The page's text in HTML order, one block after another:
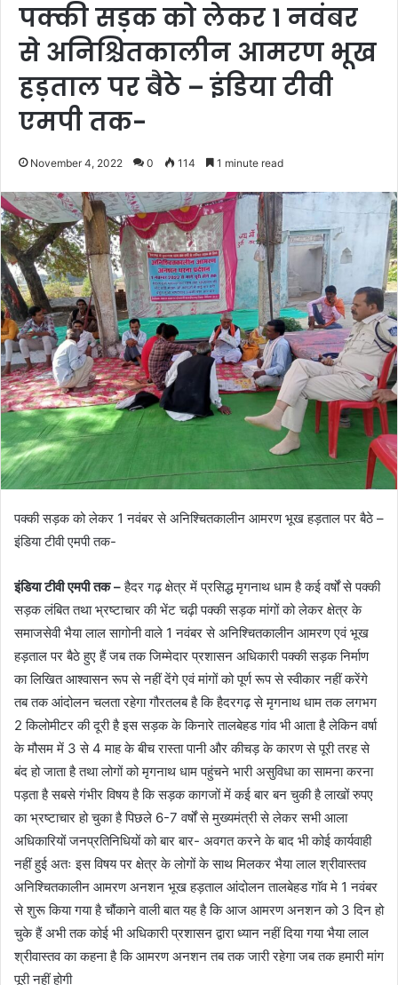
पक्की सड़क को लेकर 1 नवंबर
से अनिश्चितकालीन आमरण भूख
हड़ताल पर बैठे – इंडिया टीवी
एमपी तक-
November 4, 2022 0 114 1 minute read
पक्की सड़क को लेकर 1 नवंबर से अनिश्चितकालीन आमरण भूख हड़ताल पर बैठे –
इंडिया टीवी एमपी तक-
इंडिया टीवी एमपी तक –हैदर गढ़ क्षेत्र में प्रसिद्ध मृगनाथ धाम है कई वर्षों से पक्की
सड़क लंबित तथा भ्रष्टाचार की भेंट चढ़ी पक्की सड़क मांगों को लेकर क्षेत्र के
समाजसेवी भैया लाल सागोनी वाले 1 नवंबर से अनिश्चितकालीन आमरण एवं भूख
हड़ताल पर बैठे हुए हैं जब तक जिम्मेदार प्रशासन अधिकारी पक्की सड़क निर्माण
का लिखित आश्वासन रूप से नहीं देंगे एवं मांगों को पूर्ण रूप से स्वीकार नहीं करेंगे
तब तक आंदोलन चलता रहेगा गौरतलब है कि हैदरगढ़ से मृगनाथ धाम तक लगभग
2 किलोमीटर की दूरी है इस सड़क के किनारे तालबेहड गांव भी आता है लेकिन वर्षा
के मौसम में 3 से 4 माह के बीच रास्ता पानी और कीचड़ के कारण से पूरी तरह से
बंद हो जाता है तथा लोगों को मृगनाथ धाम पहुंचने भारी असुविधा का सामना करना
पड़ता है सबसे गंभीर विषय है कि सड़क कागजों में कई बार बन चुकी है लाखों रुपए
का भ्रष्टाचार हो चुका है पिछले 6-7 वर्षों से मुख्यमंत्री से लेकर सभी आला
अधिकारियों जनप्रतिनिधियों को बार बार- अवगत करने के बाद भी कोई कार्यवाही
नहीं हुई अतः इस विषय पर क्षेत्र के लोगों के साथ मिलकर भैया लाल श्रीवास्तव
अनिश्चितकालीन आमरण अनशन भूख हड़ताल आंदोलन तालबेहड गाॅव मे 1 नवंबर
से शुरू किया गया है चौंकाने वाली बात यह है कि आज आमरण अनशन को 3 दिन हो
चुके हैं अभी तक कोई भी अधिकारी प्रशासन द्वारा ध्यान नहीं दिया गया भैया लाल
श्रीवास्तव का कहना है कि आमरण अनशन तब तक जारी रहेगा जब तक हमारी मांग
पूरी नहीं होगी